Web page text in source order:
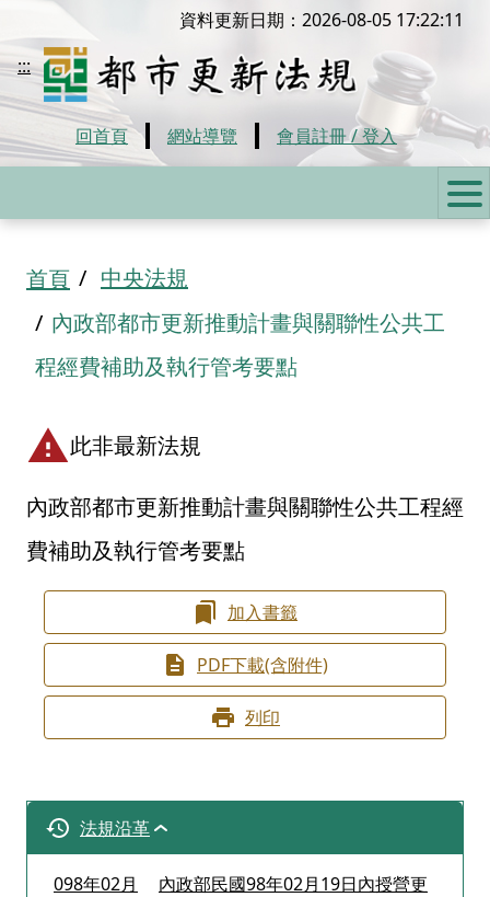
移到主要內容
:::
都市更新法規
資料更新日期：2026-08-05 17:22:11
回首頁 網站導覽 會員註冊 / 登入
首頁
中央法規
內政部都市更新推動計畫與關聯性公共工
程經費補助及執行管考要點
此非最新法規
內政部都市更新推動計畫與關聯性公共工程經
費補助及執行管考要點
加入書籤
PDF下載(含附件)
列印
法規沿革
098年02月
內政部民國98年02月19日內授營更